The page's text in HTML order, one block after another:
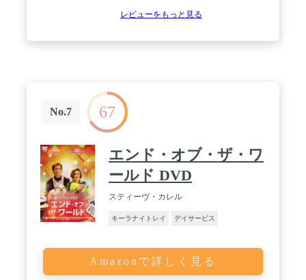
レビューをもっと見る
No.7 67
エンド・オブ・ザ・ワ
ールド DVD
スティーヴ・カレル
キーラナイトレイ デイサービス
Amazonで詳しく見る